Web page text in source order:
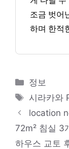
조금 벗어
하며 한적
카
테
고
리
정보
태
그
시라카와
location
72m² 침실 3
하우스 교토